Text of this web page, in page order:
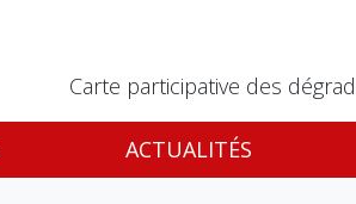
Carte participative des
ACTUALITÉS